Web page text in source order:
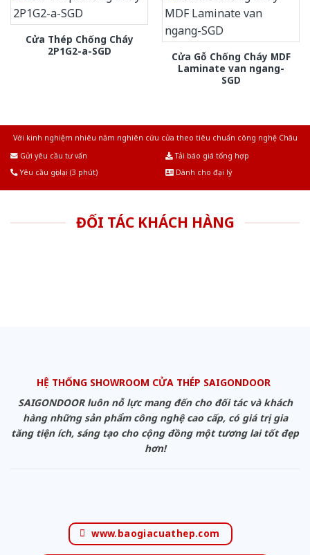
Cửa Thép Chống Cháy
2P1G2-a-SGD
Cửa Gỗ Chống Cháy MDF
Laminate van ngang-
SGD
Với kinh nghiệm nhiêu năm nghiên cứu cửa theo tiêu chuẩn công nghệ Châu
Gửi yêu cầu tư vấn
Tải báo giá tổng hợp
Yêu cầu gọi lại (3 phút)
Dành cho đại lý
ĐỐI TÁC KHÁCH HÀNG
HỆ THỐNG SHOWROOM CỬA THÉP SAIGONDOOR
SAIGONDOOR luôn nỗ lực mang đến cho đối tác và khách
hàng những sản phẩm công nghệ cao cấp, có giá trị gia
tăng tiện ích, sáng tạo cho cộng đồng một tương lai tốt đẹp
hơn!
www.baogiacuathep.com